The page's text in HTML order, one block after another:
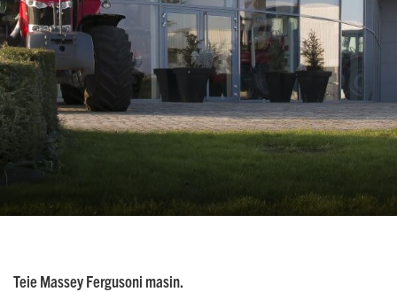
Teie Massey Fergusoni masin.